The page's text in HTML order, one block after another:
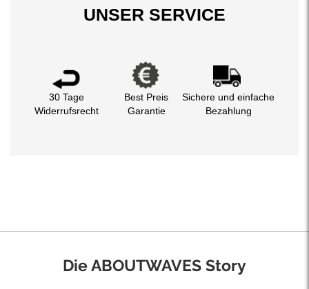
UNSER SERVICE
30 Tage
Widerrufsrecht
Best Preis
Garantie
Sichere und einfache
Bezahlung
Die ABOUTWAVES Story